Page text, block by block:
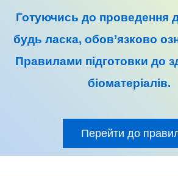
Готуючись до проведення
будь ласка, обов’язково
Правилами підготовки до
біоматеріалів.
Перейти до